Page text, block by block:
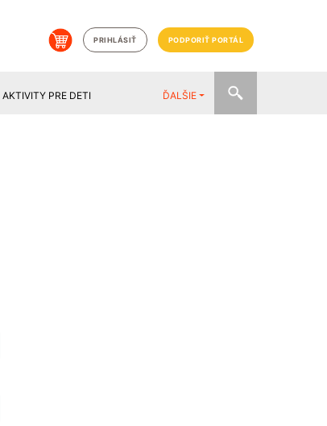
PRIHLÁSIŤ PODPORIŤ PORTÁL
AKTIVITY PRE DETI ĎALŠIE